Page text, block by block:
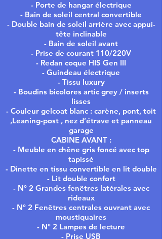
- Porte de hangar électrique
- Bain de soleil central convertible
- Double bain de soleil arrière avec appui-
tête inclinable
- Bain de soleil avant
- Prise de courant 110/220V
- Redan coque HIS Gen III
- Guindeau électrique
- Tissu luxury
- Boudins bicolores artic grey / inserts
lisses
- Couleur gelcoat blanc : carène, pont, toit
,Leaning-post , nez d’étrave et panneau
garage
CABINE AVANT :
- Meuble en chêne gris foncé avec top
tapissé
- Dinette en tissu convertible en lit double
- Lit double confort
- N° 2 Grandes fenêtres latérales avec
rideaux
- N° 2 Fenêtres centrales ouvrant avec
moustiquaires
- N° 2 Lampes de lecture
- Prise USB